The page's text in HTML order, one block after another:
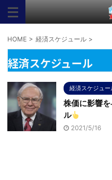
HOME > 経済スケジュール >
経済スケジュール
経済スケジュー
株価に影響
ル
2021/5/16